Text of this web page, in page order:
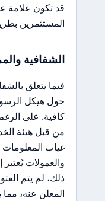
قد تكون علامة
المستثمرين
الشفافية
فيما يتعلق
حول هيكل
من قبل هيئة
غياب
والعمولات
ذلك، لم يتم
المعلن عنه،